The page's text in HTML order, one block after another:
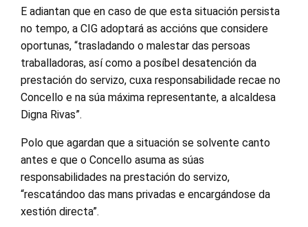
E adiantan que en caso de que esta situación persista
no tempo, a CIG adoptará as accións que considere
oportunas, “trasladando o malestar das persoas
traballadoras, así como a posíbel desatención da
prestación do servizo, cuxa responsabilidade recae no
Concello e na súa máxima representante, a alcaldesa
Digna Rivas”.
Polo que agardan que a situación se solvente canto
antes e que o Concello asuma as súas
responsabilidades na prestación do servizo,
“rescatándoo das mans privadas e encargándose da
xestión directa”.